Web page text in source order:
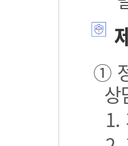
①
상
1.